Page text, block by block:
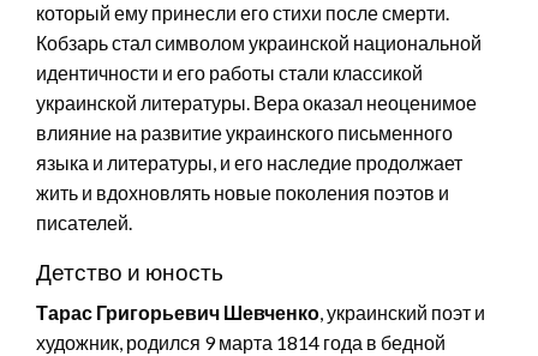
который ему принесли его стихи после смерти.
Кобзарь стал символом украинской национальной
идентичности и его работы стали классикой
украинской литературы. Вера оказал неоценимое
влияние на развитие украинского письменного
языка и литературы, и его наследие продолжает
жить и вдохновлять новые поколения поэтов и
писателей.
Детство и юность
Тарас Григорьевич Шевченко, украинский поэт и
художник, родился 9 марта 1814 года в бедной